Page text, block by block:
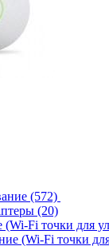
(572)
(20)
Fi точки для
(Wi-Fi точки